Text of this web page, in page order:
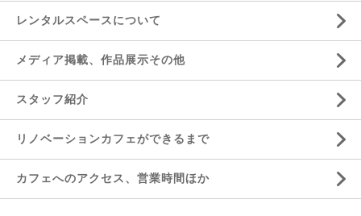
レンタルスペースについて
メディア掲載、作品展示その他
スタッフ紹介
リノベーションカフェができるまで
カフェへのアクセス、営業時間ほか